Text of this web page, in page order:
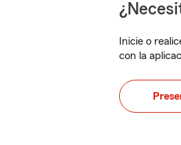
Inicie o
con la